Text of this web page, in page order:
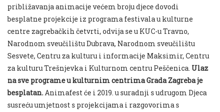
približavanja animacije većem broju djece dovodi
besplatne projekcije iz programa festivala u kulturne
centre zagrebačkih četvrti, odvija se u KUC-u Travno,
Narodnom sveučilištu Dubrava, Narodnom sveučilištu
Sesvete, Centru za kulturu i informacije Maksimir, Centru
za kulturu Trešnjevka i Kulturnom centru Peščenica. Ulaz
na sve programe u kulturnim centrima Grada Zagreba je
besplatan.Animafest će i 2019. u suradnji s udrugom Djeca
susreću umjetnost s projekcijama i razgovorima s